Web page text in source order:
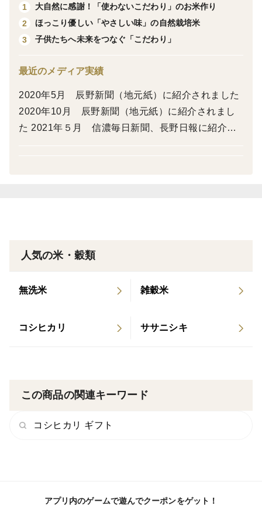
※到着指定日、時間がある場合は「申し送り事項」へ
記載ください
喜んで対応させて頂きます。
☆自然の恵み、ふんわりごはん。心を込めて作った自然
毎日、安心して食べていただきたいから——私たちは国
有林に隣接する里山の自然の中でお米を育てています。
今年も「穂のあかり」「夢あかり」「雅米」の3種類を
毎日の食卓にほっとひと息。里山生まれの自然栽培米
「穂のあかり」は、里山の豊かな自然の中でのびのびと
がるやわらかな食感と、毎日食べても飽きのこないほっ
こちらの「胚芽米」は、食べやすいように栄養が豊富な
1
大自然に感謝！「使わないこだわり」のお米作り
2
ほっこり優しい「やさしい味」の自然栽培米
3
子供たちへ未来をつなぐ「こだわり」
最近のメディア実績
2020年5月 辰野新聞（地元紙）に紹介されました
2020年10月 辰野新聞（地元紙）に紹介されまし
た 2021年５月 信濃毎日新聞、長野日報に紹介さ
人気の米・穀類
無洗米 雑穀米
コシヒカリ ササニシキ
この商品の関連キーワード
コシヒカリ ギフト
アプリ内のゲームで遊んでクーポンをゲット！